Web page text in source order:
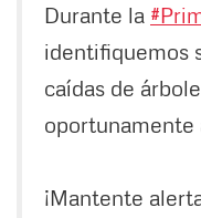
Durante la
identifiquemos
caídas de
oportunamente
¡Mantente